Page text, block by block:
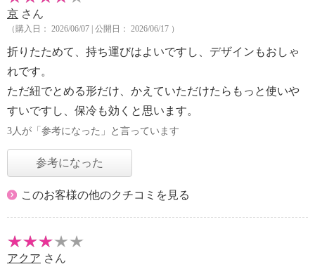
京 さん
（購入日： 2026/06/07 | 公開日： 2026/06/17 ）
折りたためて、持ち運びはよいですし、デザインもおしゃ
れです。
ただ紐でとめる形だけ、かえていただけたらもっと使いや
すいですし、保冷も効くと思います。
3人が「参考になった」と言っています
参考になった
このお客様の他のクチコミを見る
アクア さん